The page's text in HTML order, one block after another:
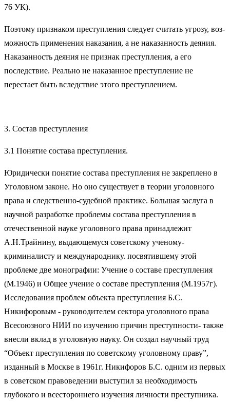
76 УК).
Поэтому признаком преступления следует считать угрозу, воз­
можность применения наказания, а не наказанность деяния.
Наказанность деяния не признак преступления, а его
последствие. Реально не наказанное преступление не
перестает быть вследствие этого преступлением.
3. Состав преступления
3.1 Понятие состава преступления.
Юридически понятие состава преступления не закреплено в
Уголовном законе. Но оно существует в теории уголовного
права и следственно-судебной практике. Большая заслуга в
научной разработке проблемы состава преступления в
отечественной науке уголовного права принадлежит
А.Н.Трайнину, выдающемуся советскому ученому-
криминалисту и международнику. посвятившему этой
проблеме две монографии: Учение о составе преступления
(М.1946) и Общее учение о составе преступления (М.1957г).
Исследования проблем объекта преступления Б.С.
Никифоровым - руководителем сектора уголовного права
Всесоюзного НИИ по изучению причин преступности- также
внесли вклад в уголовную науку. Он создал научный труд
“Объект преступления по советскому уголовному праву”,
изданный в Москве в 1961г. Никифоров Б.С. одним из первых
в советском правоведении выступил за необходимость
глубокого и всестороннего изучения личности преступника.